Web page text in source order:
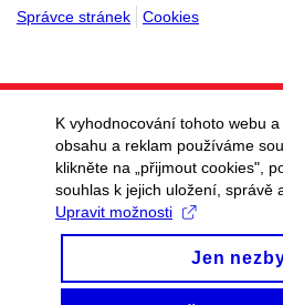
Správce stránek
Cookies
K vyhodnocování tohoto webu
obsahu a reklam používáme
klikněte na „přijmout cookies",
souhlas k jejich uložení, správě
Upravit možnosti
Jen